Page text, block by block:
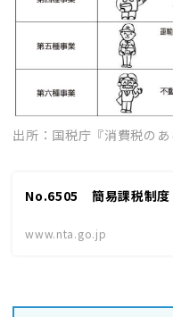
出所：国税庁『消費税のあ
No.6505 簡易課税制度
www.nta.go.jp